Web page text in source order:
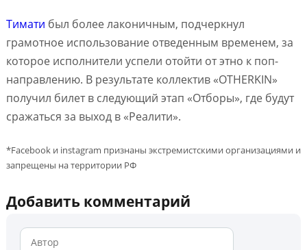
Тимати был более лаконичным, подчеркнул
грамотное использование отведенным временем, за
которое исполнители успели отойти от этно к поп-
направлению. В результате коллектив «OTHERKIN»
получил билет в следующий этап «Отборы», где будут
сражаться за выход в «Реалити».
*Facebook и instagram признаны экстремистскими организациями и
запрещены на территории РФ
Добавить комментарий